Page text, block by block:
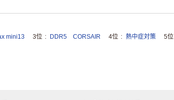
mini13 3位 DDR5 CORSAIR 4位 熱中症対策 5位